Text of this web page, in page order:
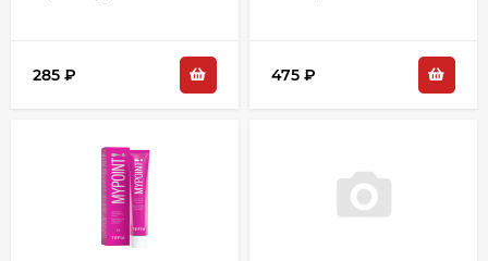
285 ₽ 475 ₽